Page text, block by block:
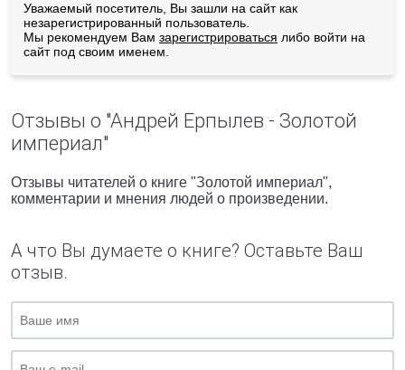
Уважаемый посетитель, Вы зашли на сайт как
незарегистрированный пользователь.
Мы рекомендуем Вам зарегистрироваться либо войти на
сайт под своим именем.
Отзывы о "Андрей Ерпылев - Золотой
империал"
Отзывы читателей о книге "Золотой империал",
комментарии и мнения людей о произведении.
А что Вы думаете о книге? Оставьте Ваш
отзыв.